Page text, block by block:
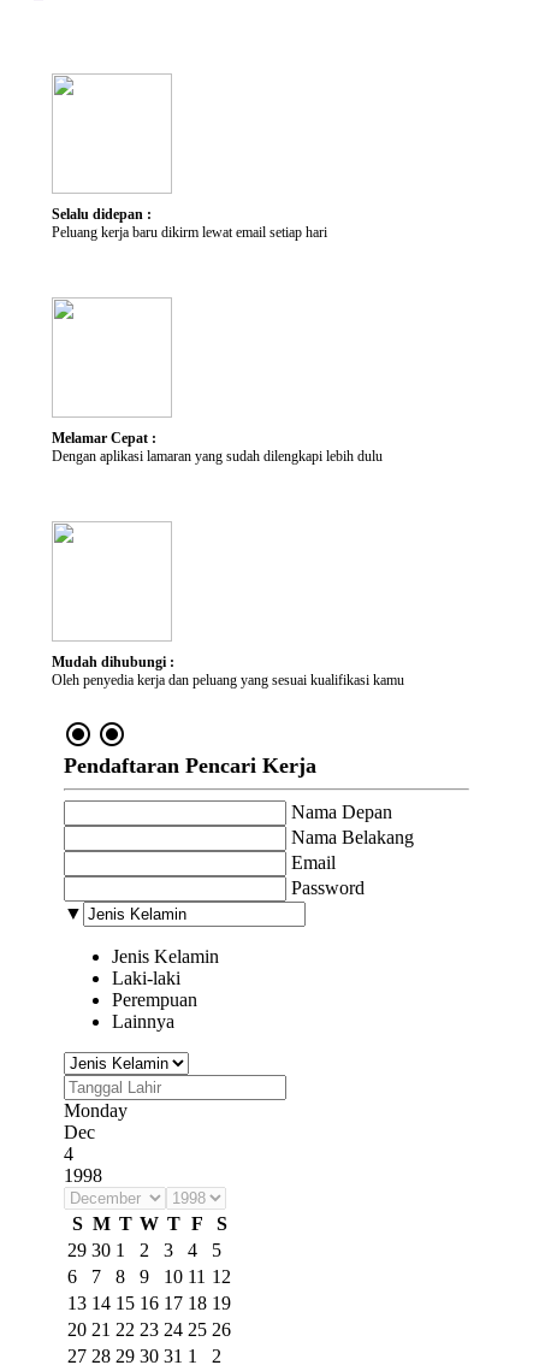
Kategori Pekerjaan
Selalu didepan :
Peluang kerja baru dikirm lewat email setiap hari
Melamar Cepat :
Dengan aplikasi lamaran yang sudah dilengkapi lebih dulu
Mudah dihubungi :
Oleh penyedia kerja dan peluang yang sesuai kualifikasi kamu
radio_button_checked radio_button_checked
Pendaftaran Pencari Kerja
Nama Depan
Nama Belakang
Email
Password
▼
Jenis Kelamin
Laki-laki
Perempuan
Lainnya
Monday
Dec
4
1998
S M T W T F
S
29 30 1 2 3 4
5
6
7 8 9 10 11 12
13 14 15 16 17 18 19
20 21 22 23 24 25 26
27 28 29 30 31 1 2